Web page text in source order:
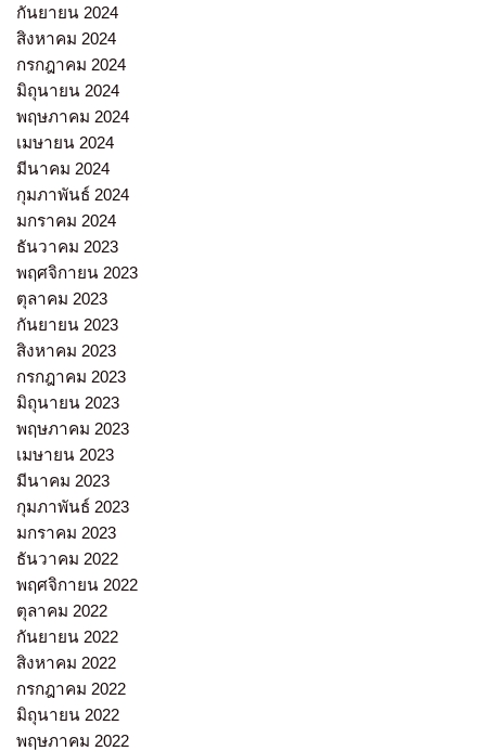
กันยายน 2024
สิงหาคม 2024
กรกฎาคม 2024
มิถุนายน 2024
พฤษภาคม 2024
เมษายน 2024
มีนาคม 2024
กุมภาพันธ์ 2024
มกราคม 2024
ธันวาคม 2023
พฤศจิกายน 2023
ตุลาคม 2023
กันยายน 2023
สิงหาคม 2023
กรกฎาคม 2023
มิถุนายน 2023
พฤษภาคม 2023
เมษายน 2023
มีนาคม 2023
กุมภาพันธ์ 2023
มกราคม 2023
ธันวาคม 2022
พฤศจิกายน 2022
ตุลาคม 2022
กันยายน 2022
สิงหาคม 2022
กรกฎาคม 2022
มิถุนายน 2022
พฤษภาคม 2022